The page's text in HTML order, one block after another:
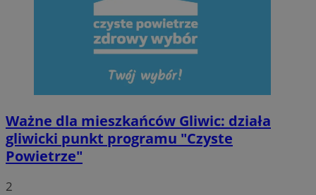
Ważne dla mieszkańców Gliwic: działa
gliwicki punkt programu "Czyste
Powietrze"
2